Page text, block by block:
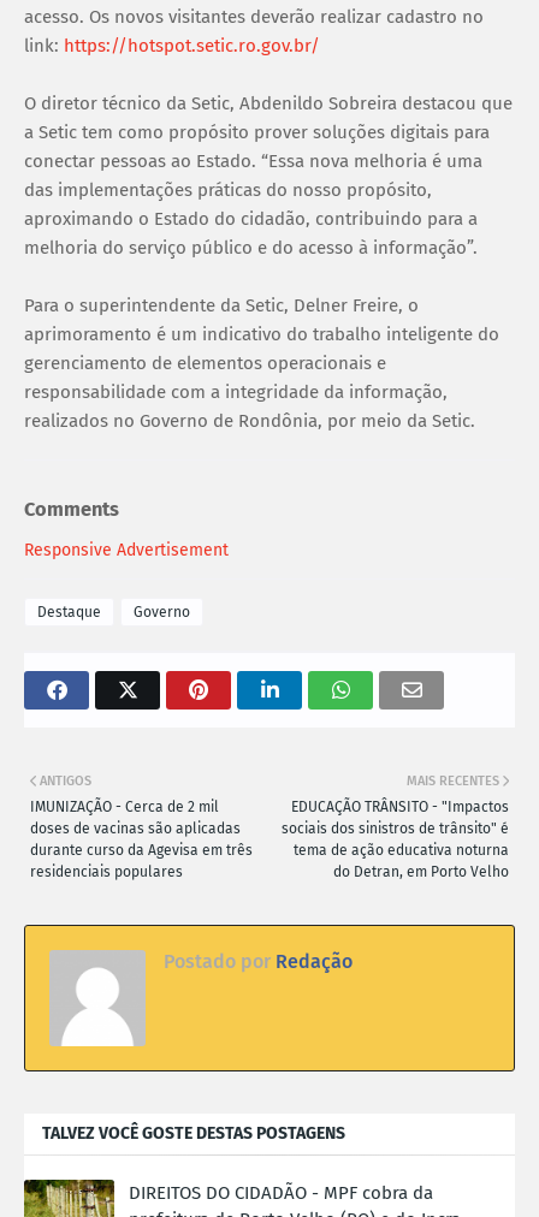
acesso. Os novos visitantes deverão realizar cadastro no
link: https://hotspot.setic.ro.gov.br/
O diretor técnico da Setic, Abdenildo Sobreira destacou que
a Setic tem como propósito prover soluções digitais para
conectar pessoas ao Estado. “Essa nova melhoria é uma
das implementações práticas do nosso propósito,
aproximando o Estado do cidadão, contribuindo para a
melhoria do serviço público e do acesso à informação”.
Para o superintendente da Setic, Delner Freire, o
aprimoramento é um indicativo do trabalho inteligente do
gerenciamento de elementos operacionais e
responsabilidade com a integridade da informação,
realizados no Governo de Rondônia, por meio da Setic.
Comments
Responsive Advertisement
Destaque Governo
MAIS RECENTES
EDUCAÇÃO TRÂNSITO - "Impactos
sociais dos sinistros de trânsito" é
tema de ação educativa noturna
do Detran, em Porto Velho
ANTIGOS
IMUNIZAÇÃO - Cerca de 2 mil
doses de vacinas são aplicadas
durante curso da Agevisa em três
residenciais populares
Postado por Redação
TALVEZ VOCÊ GOSTE DESTAS POSTAGENS
DIREITOS DO CIDADÃO - MPF cobra da